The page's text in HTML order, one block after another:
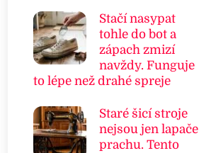
Stačí nasypat
tohle do bot a
zápach zmizí
navždy. Funguje
to lépe než drahé spreje
Staré šicí stroje
nejsou jen lapače
prachu. Tento